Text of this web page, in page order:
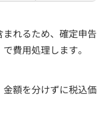
れるため、確定申告
費用処理します。
額を分けずに税込価